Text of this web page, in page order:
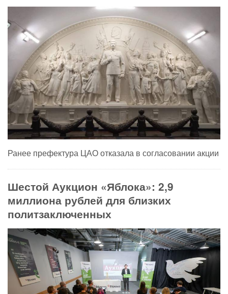
Ранее префектура ЦАО отказала в согласовании акции
Шестой Аукцион «Яблока»: 2,9
миллиона рублей для близких
политзаключенных